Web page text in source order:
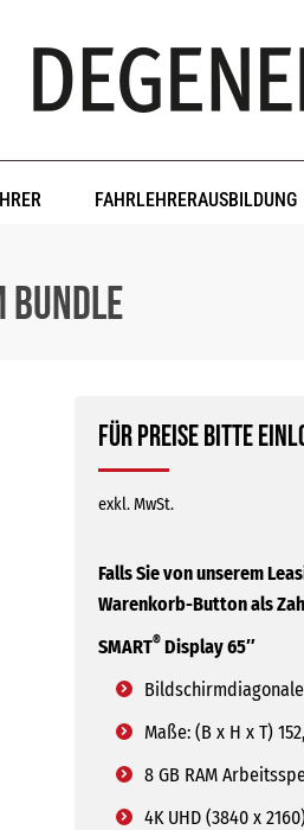
FAHRLEHRERAUSBILDUNG
Bundle
Für Preise bitte
exkl. MwSt.
Falls Sie von unserem
Warenkorb-Button als
SMART®Display 65″
Maße: (B x H x T)
8 GB RAM
4K UHD (3840 x